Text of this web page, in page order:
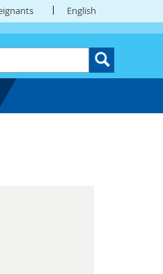
English